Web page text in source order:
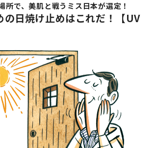
所で、美肌と戦うミス日本が選定！
の日焼け止めはこれだ！【UV